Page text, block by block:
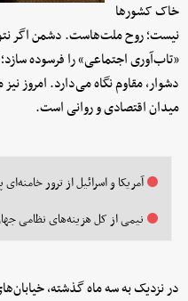
خاک کشورها
نیست؛ روح ملت‌هاست. دشمن اگر
«تاب‌آوری اجتماعی» را فرسوده
دشوار، مقاوم نگاه می‌دارد. امروز
میدان اقتصادی و روانی است.
آمریکا و اسرائیل از ترور
نیمی از کل هزینه‌های نظامی
در نزدیک به سه ماه گذشته،